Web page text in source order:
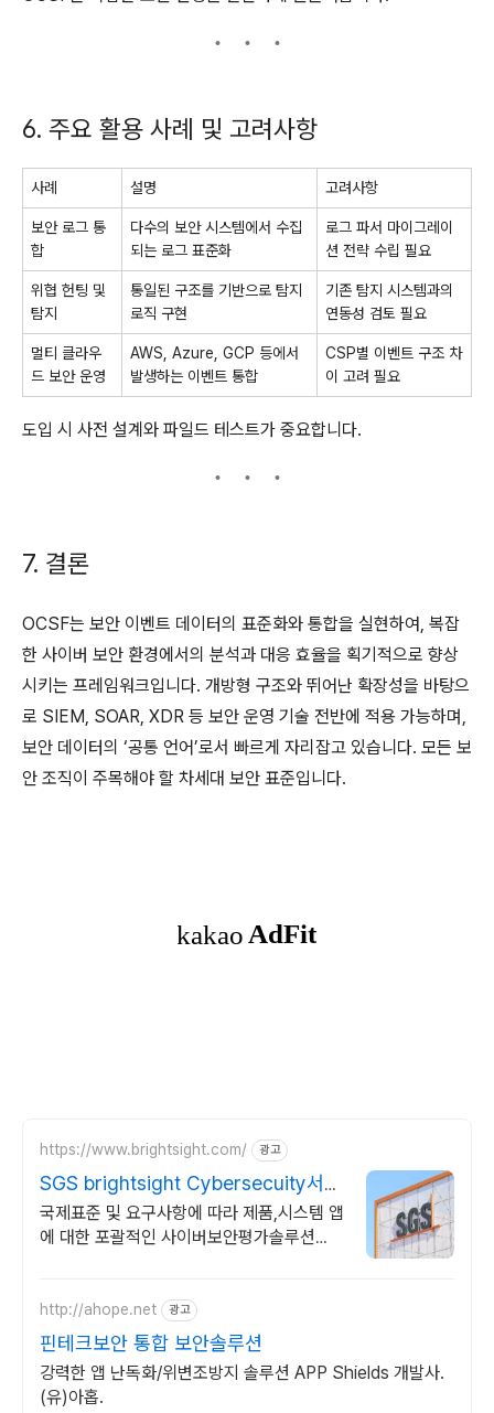
6. 주요 활용 사례 및 고려사항
사례 설명 고려사항
보안 로그 통
합
다수의 보안 시스템에서 수집
되는 로그 표준화
로그 파서 마이그레이
션 전략 수립 필요
위협 헌팅 및
탐지
통일된 구조를 기반으로 탐지
로직 구현
기존 탐지 시스템과의
연동성 검토 필요
멀티 클라우
드 보안 운영
AWS, Azure, GCP 등에서
발생하는 이벤트 통합
CSP별 이벤트 구조 차
이 고려 필요
도입 시 사전 설계와 파일드 테스트가 중요합니다.
7. 결론
OCSF는 보안 이벤트 데이터의 표준화와 통합을 실현하여, 복잡
한 사이버 보안 환경에서의 분석과 대응 효율을 획기적으로 향상
시키는 프레임워크입니다. 개방형 구조와 뛰어난 확장성을 바탕으
로 SIEM, SOAR, XDR 등 보안 운영 기술 전반에 적용 가능하며,
보안 데이터의 ‘공통 언어’로서 빠르게 자리잡고 있습니다. 모든 보
안 조직이 주목해야 할 차세대 보안 표준입니다.
https://www.brightsight.com/ 광고
SGS brightsight Cybersecuity서비
스
국제표준 및 요구사항에 따라 제품,시스템 앱
에 대한 포괄적인 사이버보안평가솔루션
http://ahope.net 광고
핀테크보안 통합 보안솔루션
강력한 앱 난독화/위변조방지 솔루션 APP Shields 개발사.
(유)아홉.